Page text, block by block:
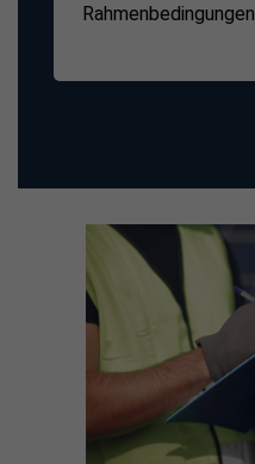
Rahmenbedingungen.